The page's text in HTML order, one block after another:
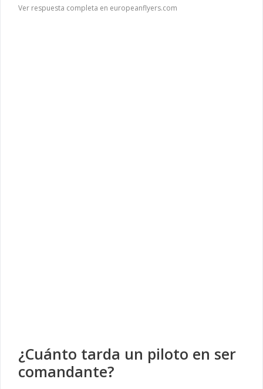
Ver respuesta completa en europeanflyers.com
¿Cuánto tarda un piloto en ser
comandante?